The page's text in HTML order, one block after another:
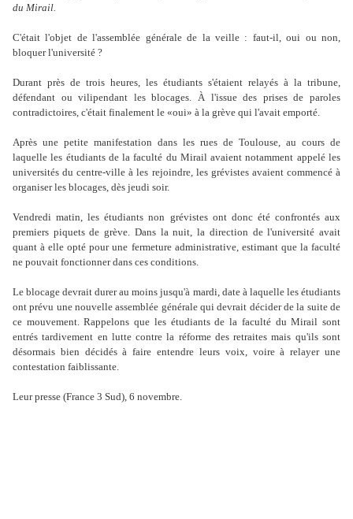
du Mirail.
C'était l'objet de l'assemblée générale de la veille : faut-il, oui ou non,
bloquer l'université ?
Durant près de trois heures, les étudiants s'étaient relayés à la tribune,
défendant ou vilipendant les blocages. À l'issue des prises de paroles
contradictoires, c'était finalement le «oui» à la grève qui l'avait emporté.
Après une petite manifestation dans les rues de Toulouse, au cours de
laquelle les étudiants de la faculté du Mirail avaient notamment appelé les
universités du centre-ville à les rejoindre, les grévistes avaient commencé à
organiser les blocages, dès jeudi soir.
Vendredi matin, les étudiants non grévistes ont donc été confrontés aux
premiers piquets de grève. Dans la nuit, la direction de l'université avait
quant à elle opté pour une fermeture administrative, estimant que la faculté
ne pouvait fonctionner dans ces conditions.
Le blocage devrait durer au moins jusqu'à mardi, date à laquelle les étudiants
ont prévu une nouvelle assemblée générale qui devrait décider de la suite de
ce mouvement. Rappelons que les étudiants de la faculté du Mirail sont
entrés tardivement en lutte contre la réforme des retraites mais qu'ils sont
désormais bien décidés à faire entendre leurs voix, voire à relayer une
contestation faiblissante.
Leur presse (France 3 Sud), 6 novembre.